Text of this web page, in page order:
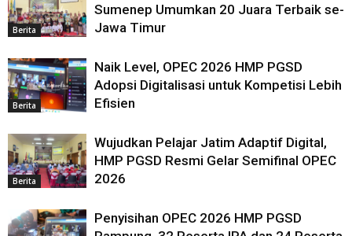
Berita
Sumenep Umumkan 20 Juara Terbaik se-
Jawa Timur
Berita
Naik Level, OPEC 2026 HMP PGSD
Adopsi Digitalisasi untuk Kompetisi Lebih
Efisien
Berita
Wujudkan Pelajar Jatim Adaptif Digital,
HMP PGSD Resmi Gelar Semifinal OPEC
2026
Penyisihan OPEC 2026 HMP PGSD